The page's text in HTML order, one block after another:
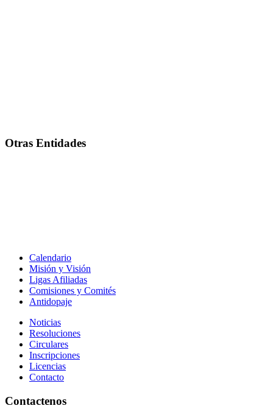
Otras Entidades
Calendario
Misión y Visión
Ligas Afiliadas
Comisiones y Comités
Antidopaje
Noticias
Resoluciones
Circulares
Inscripciones
Licencias
Contacto
Contactenos